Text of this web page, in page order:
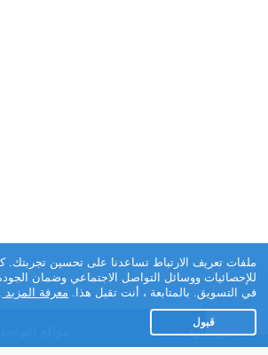
تطبيق تعارف
ملفات تعريف الارتباط تساعدنا على تحسين تجربتك.
للإحصائيات ووسائل التواصل الاجتماعي وضمان
في التسويق. بالمتابعة ، أنت تقبل هذا. معرفة المزيد .
قبول